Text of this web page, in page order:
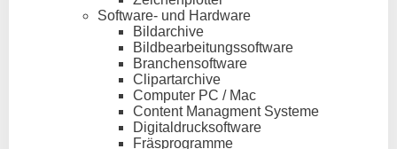
Software- und Hardware
Bildarchive
Bildbearbeitungssoftware
Branchensoftware
Clipartarchive
Computer PC / Mac
Content Managment Systeme
Digitaldrucksoftware
Fräsprogramme